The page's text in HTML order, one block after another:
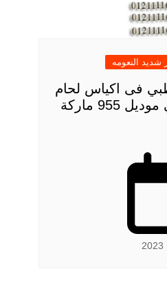
شديد النعومه
طبي فى اكياس لحام
ثلاثي و لحام رباعي موديل 955 ماركة